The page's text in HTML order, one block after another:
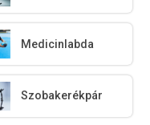
Medicinlabda
Szobakerékpár